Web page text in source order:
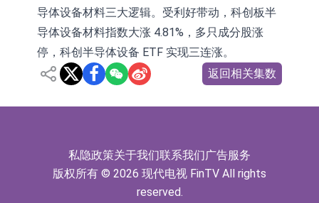
际(00496.HK)跌22.40%，九福来
(08611.HK)跌21.01%
【异动股】港股涨幅榜前十，拿森科
技(02261.HK)涨+75.05%，辰兴发展
(02286.HK)涨+64.91%
神火股份：新疆神火铝水转化率已
100%
【异动股】焦炭Ⅲ板块下挫，陕西黑
导体设备材料三大逻辑。受利好带动，科创板半
导体设备材料指数大涨 4.81%，多只成分股涨
停，科创半导体设备 ETF 实现三连涨。
返回相关集数
私隐政策关于我们联系我们广告服务
版权所有 © 2026 现代电视 FinTV All rights
reserved.